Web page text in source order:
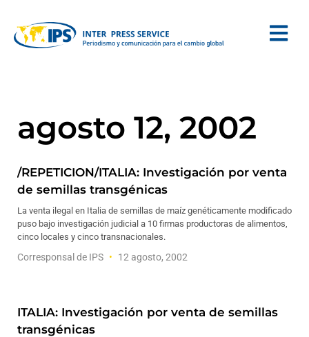
agosto 12, 2002
/REPETICION/ITALIA: Investigación por venta
de semillas transgénicas
La venta ilegal en Italia de semillas de maíz genéticamente modificado
puso bajo investigación judicial a 10 firmas productoras de alimentos,
cinco locales y cinco transnacionales.
Corresponsal de IPS 12 agosto, 2002
ITALIA: Investigación por venta de semillas
transgénicas